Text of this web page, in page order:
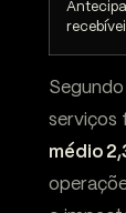
serviços
médio